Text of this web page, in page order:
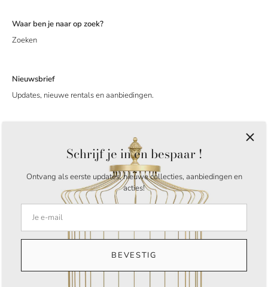
Schrijf je in en bespaar !
Ontvang als eerste updates, nieuwe collecties, aanbiedingen en
acties!
BEVESTIG
Waar ben je naar op zoek?
Zoeken
Nieuwsbrief
Updates, nieuwe rentals en aanbiedingen.
Taal
Nederlands